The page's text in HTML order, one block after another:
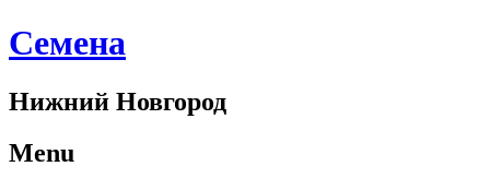
Cемена
Нижний Новгород
Menu